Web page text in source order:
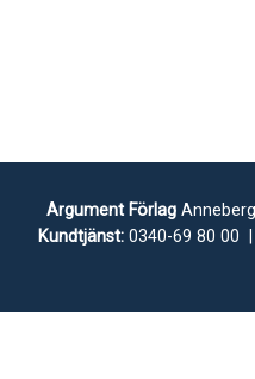
Argument Förlag
Kundtjänst:0340-69 80 00 |